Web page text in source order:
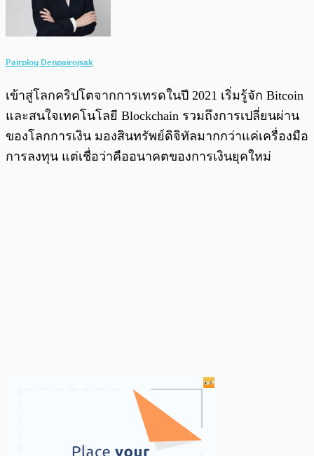
Pairploy Denpairojsak
เข้าสู่โลกคริปโตจากการเทรดในปี 2021 เริ่มรู้จัก Bitcoin
และสนใจเทคโนโลยี Blockchain รวมถึงการเปลี่ยนผ่าน
ของโลกการเงิน มองสินทรัพย์ดิจิทัลมากกว่าแค่เครื่องมือ
การลงทุน แต่เชื่อว่าคืออนาคตของการเงินยุคใหม่